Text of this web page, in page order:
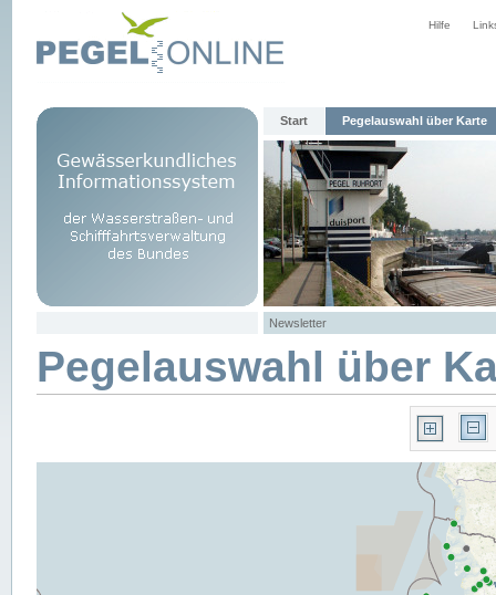
Hilfe
Start Pegelauswahl über Karte
Newsletter
Pegelauswahl über